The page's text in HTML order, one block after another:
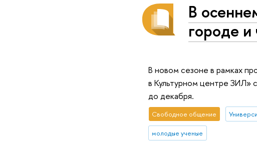
В
городе и
В новом сезоне в рамках
в Культурном центре ЗИЛ»
до декабря.
Свободное общение
молодые ученые